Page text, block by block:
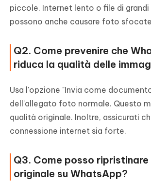
piccole. Internet lento o file di grandi
possono anche causare foto
Q2. Come prevenire che
riduca la qualità delle
Usa l'opzione "Invia come
dell'allegato foto normale. Questo
qualità originale. Inoltre, assicurati
connessione internet sia forte.
Q3. Come posso
originale su WhatsApp?